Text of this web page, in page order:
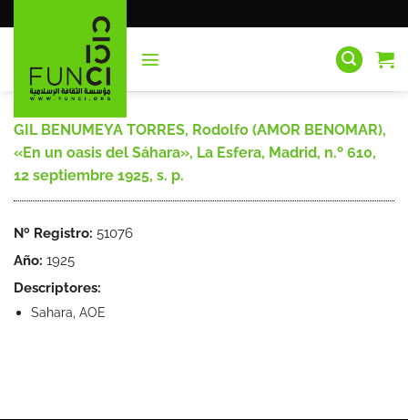
al
GIL BENUMEYA TORRES, Rodolfo (AMOR BENOMAR),
«En un oasis del Sáhara», La Esfera, Madrid, n.º 610,
12 septiembre 1925, s. p.
Nº Registro: 51076
Año: 1925
Descriptores:
Sahara, AOE